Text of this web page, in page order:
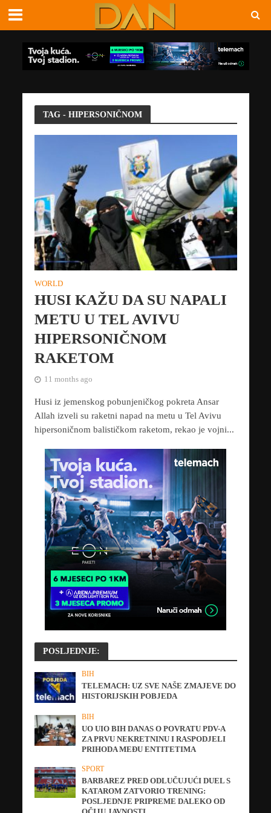
TAG - HIPERSONIČNOM
WORLD
HUSI KAŽU DA SU NAPALI
METU U TEL AVIVU
HIPERSONIČNOM
RAKETOM
11 months ago
Husi iz jemenskog pobunjeničkog pokreta Ansar
Allah izveli su raketni napad na metu u Tel Avivu
hipersoničnom balističkom raketom, rekao je vojni...
POSLJEDNJE:
BIH
TELEMACH: UZ SVE NAŠE ZMAJEVE DO
HISTORIJSKIH POBJEDA
BIH
UO UIO BIH DANAS O POVRATU PDV-A
ZA PRVU NEKRETNINU I RASPODJELI
PRIHODA MEĐU ENTITETIMA
SPORT
BARBAREZ PRED ODLUČUJUĆI DUEL S
KATAROM ZATVORIO TRENING:
POSLJEDNJE PRIPREME DALEKO OD